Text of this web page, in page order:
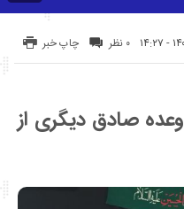
چاپ خبر ۰ نظر
صادق دیگری از